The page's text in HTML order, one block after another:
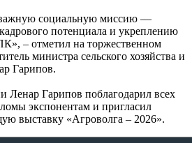
социальную миссию —
потенциала и укреплению
– отметил на торжественном
министра сельского хозяйства и
Гарипов.
Ленар Гарипов поблагодарил всех
экспонентам и пригласил
выставку «Агроволга – 2026».